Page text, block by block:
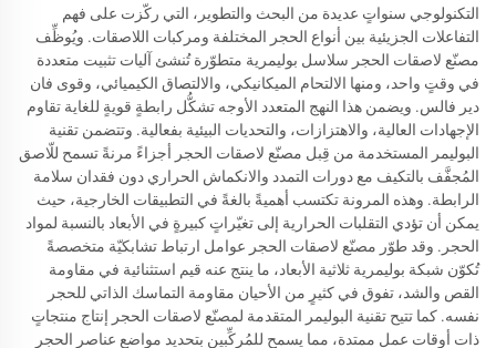
التكنولوجي سنواتٍ عديدة من البحث والتطوير، التي ركّزت على فهم
التفاعلات الجزيئية بين أنواع الحجر المختلفة ومركبات اللاصقات. ويُوظِّف
مصنّع لاصقات الحجر سلاسل بوليمرية متطوّرة تُنشئ آليات تثبيت متعددة
في وقتٍ واحد، ومنها الالتحام الميكانيكي، والالتصاق الكيميائي، وقوى فان
دير فالس. ويضمن هذا النهج المتعدد الأوجه تشكُّل رابطةٍ قويةٍ للغاية تقاوم
الإجهادات العالية، والاهتزازات، والتحديات البيئية بفعالية. وتتضمن تقنية
البوليمر المستخدمة من قِبل مصنّع لاصقات الحجر أجزاءً مرنةً تسمح للّاصق
المُجفَّف بالتكيف مع دورات التمدد والانكماش الحراري دون فقدان سلامة
الرابطة. وهذه المرونة تكتسب أهميةً بالغةً في التطبيقات الخارجية، حيث
يمكن أن تؤدي التقلبات الحرارية إلى تغيّراتٍ كبيرةٍ في الأبعاد بالنسبة لمواد
الحجر. وقد طوّر مصنّع لاصقات الحجر عوامل ارتباط تشابكيّة متخصصةً
تُكوّن شبكة بوليمرية ثلاثية الأبعاد، ما ينتج عنه قيم استثنائية في مقاومة
القص والشد، تفوق في كثيرٍ من الأحيان مقاومة التماسك الذاتي للحجر
نفسه. كما تتيح تقنية البوليمر المتقدمة لمصنّع لاصقات الحجر إنتاج منتجاتٍ
ذات أوقات عمل ممتدة، مما يسمح للمُركِّبين بتحديد مواضع عناصر الحجر